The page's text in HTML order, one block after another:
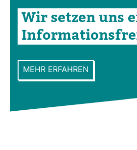
Wir setzen uns
MEHR ERFAHREN